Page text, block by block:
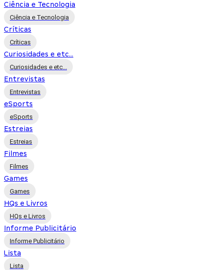
Ciência e Tecnologia
Ciência e Tecnologia
Críticas
Críticas
Curiosidades e etc...
Curiosidades e etc...
Entrevistas
Entrevistas
eSports
eSports
Estreias
Estreias
Filmes
Filmes
Games
Games
HQs e Livros
HQs e Livros
Informe Publicitário
Informe Publicitário
Lista
Lista